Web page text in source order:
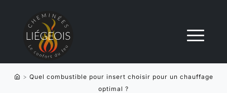
> Quel combustible pour insert choisir pour un chauffage
optimal ?